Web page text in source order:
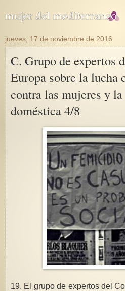
jueves, 17 de noviembre de 2016
C. Grupo de expertos
Europa sobre la lucha
contra las mujeres y
doméstica 4/8
19. El grupo de expertos del